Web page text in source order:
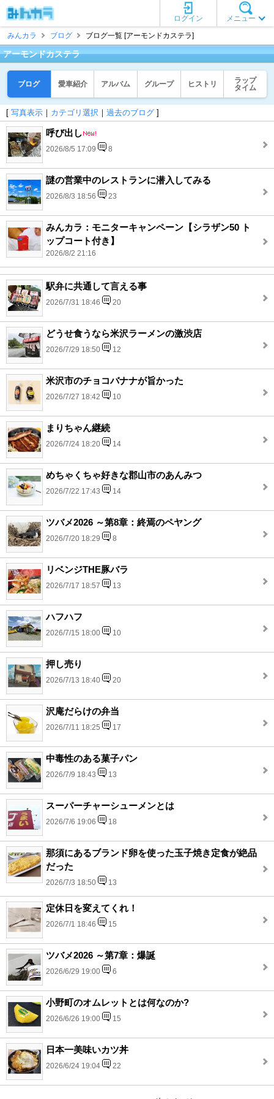
メニュー
ログイン
みんカラ
ブログ ブログ一覧 [アーモンドカステラ]
アーモンドカステラ
ブログ 愛車紹介 アルバム グループ ヒストリ
ラップ
タイム
[ 写真表示 ｜ カテゴリ選択 ｜ 過去のブログ ]
呼び出し
2026/8/5 17:09 8
謎の営業中のレストランに潜入してみる
2026/8/3 18:56 23
みんカラ：モニターキャンペーン【シラザン50 ト
ップコート付き】
2026/8/2 21:16
駅弁に共通して言える事
2026/7/31 18:46 20
どうせ食うなら米沢ラーメンの激渋店
2026/7/29 18:50 12
米沢市のチョコバナナが旨かった
2026/7/27 18:42 10
まりちゃん継続
2026/7/24 18:20 14
めちゃくちゃ好きな郡山市のあんみつ
2026/7/22 17:43 14
ツバメ2026 ～第8章：終焉のペヤング
2026/7/20 18:29 8
リベンジTHE豚バラ
2026/7/17 18:57 13
ハフハフ
2026/7/15 18:00 10
押し売り
2026/7/13 18:40 20
沢庵だらけの弁当
2026/7/11 18:25 17
中毒性のある菓子パン
2026/7/9 18:43 13
スーパーチャーシューメンとは
2026/7/6 19:06 18
那須にあるブランド卵を使った玉子焼き定食が絶品
だった
2026/7/3 18:50 13
定休日を変えてくれ！
2026/7/1 18:46 15
ツバメ2026 ～第7章：爆誕
2026/6/29 19:00 6
小野町のオムレットとは何なのか?
2026/6/26 19:00 15
日本一美味いカツ丼
2026/6/24 19:04 22